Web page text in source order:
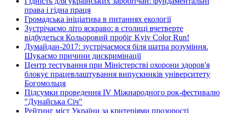
права і гідна праця
Громадська ініціатива в питаннях екології
Зустрічаємо літо яскраво: в столиці вчетверте
відбудеться Кольоровий пробіг Kyiv Color Run!
Думайдан-2017: зустрічаємося біля шатра розуміння.
Шукаємо причини дискримінації
Центр тестування при Міністерстві охорони здоров'я
блокує працевлаштування випускників університету
Богомольця
Підсумки проведення IV Міжнародного рок-фестивалю
"Дунайська Січ"
Рейтинг міст України за критеріями прозорості